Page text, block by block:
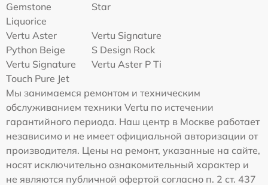
Gemstone
Liquorice
Star
Vertu Aster
Python Beige
Vertu Signature
S Design Rock
Vertu Signature
Touch Pure Jet
Vertu Aster P Ti
Мы занимаемся ремонтом и техническим
обслуживанием техники Vertu по истечении
гарантийного периода. Наш центр в Москве работает
независимо и не имеет официальной авторизации от
производителя. Цены на ремонт, указанные на сайте,
носят исключительно ознакомительный характер и
не являются публичной офертой согласно п. 2 ст. 437